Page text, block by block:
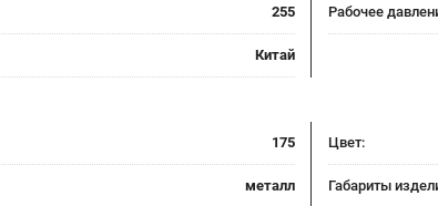
255 Рабочее
Китай
175 Цвет:
металл Габариты